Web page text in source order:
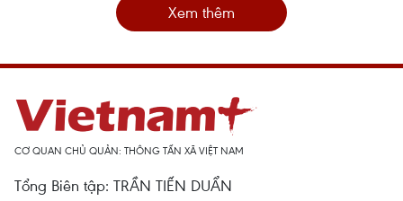
Xem thêm
CƠ QUAN CHỦ QUẢN: THÔNG TẤN XÃ VIỆT NAM
Tổng Biên tập: TRẦN TIẾN DUẨN